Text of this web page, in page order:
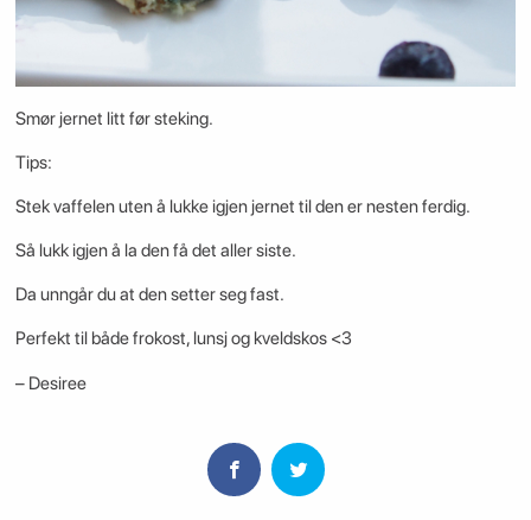
Smør jernet litt før steking.
Tips:
Stek vaffelen uten å lukke igjen jernet til den er nesten ferdig.
Så lukk igjen å la den få det aller siste.
Da unngår du at den setter seg fast.
Perfekt til både frokost, lunsj og kveldskos <3
– Desiree